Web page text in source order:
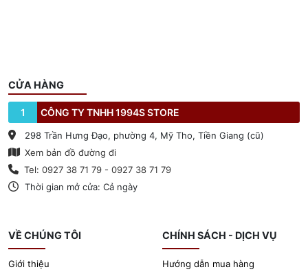
CỬA HÀNG
1 CÔNG TY TNHH 1994S STORE
298 Trần Hưng Đạo, phường 4, Mỹ Tho, Tiền Giang (cũ)
Xem bản đồ đường đi
Tel: 0927 38 71 79 - 0927 38 71 79
Thời gian mở cửa: Cả ngày
VỀ CHÚNG TÔI
Giới thiệu
CHÍNH SÁCH - DỊCH VỤ
Hướng dẫn mua hàng